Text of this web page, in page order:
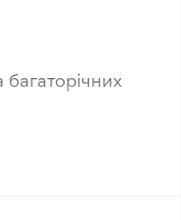
сезону.